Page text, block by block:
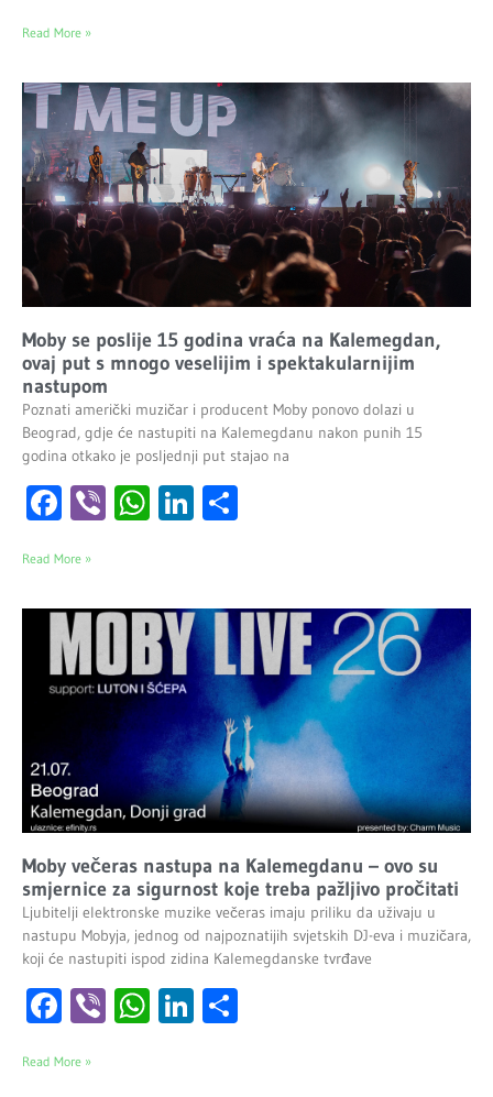
Read More »
Moby se poslije 15 godina vraća na Kalemegdan,
ovaj put s mnogo veselijim i spektakularnijim
nastupom
Poznati američki muzičar i producent Moby ponovo dolazi u
Beograd, gdje će nastupiti na Kalemegdanu nakon punih 15
godina otkako je posljednji put stajao na
Facebook
ViberWhatsApp
LinkedIn
Read More »
Moby večeras nastupa na Kalemegdanu – ovo su
smjernice za sigurnost koje treba pažljivo pročitati
Ljubitelji elektronske muzike večeras imaju priliku da uživaju u
nastupu Mobyja, jednog od najpoznatijih svjetskih DJ-eva i muzičara,
koji će nastupiti ispod zidina Kalemegdanske tvrđave
Facebook
ViberWhatsApp
LinkedIn
Read More »